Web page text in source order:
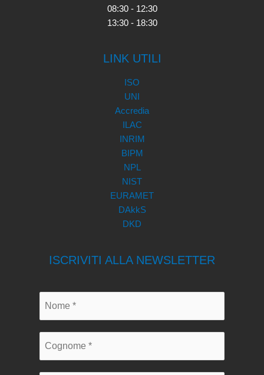
08:30 - 12:30
13:30 - 18:30
LINK UTILI
ISO
UNI
Accredia
ILAC
INRIM
BIPM
NPL
NIST
EURAMET
DAkkS
DKD
ISCRIVITI ALLA NEWSLETTER